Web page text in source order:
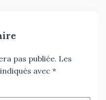
pas publiée. Les
avec *